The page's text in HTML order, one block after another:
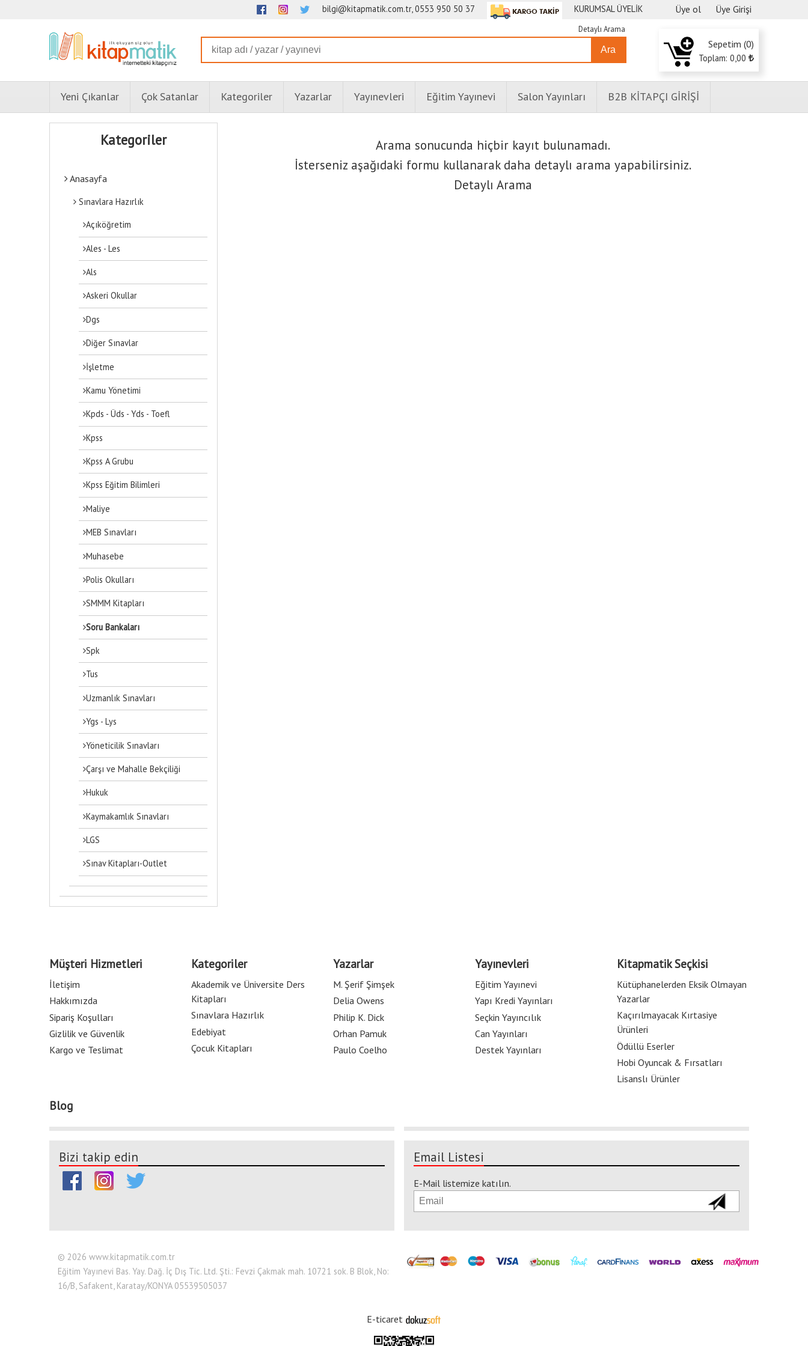
Üye ol Üye Girişi
bilgi@kitapmatik.com.tr, 0553 950 50 37 KURUMSAL ÜYELİK
Ara
Detaylı Arama
Sepetim (0)
Toplam: 0 ,00
Yeni Çıkanlar Çok Satanlar Kategoriler Yazarlar Yayınevleri Eğitim Yayınevi Salon Yayınları B2B KİTAPÇI GİRİŞİ
Kategoriler
Anasayfa
Sınavlara Hazırlık
Açıköğretim
Ales - Les
Als
Askeri Okullar
Dgs
Diğer Sınavlar
İşletme
Kamu Yönetimi
Kpds - Üds - Yds - Toefl
Kpss
Kpss A Grubu
Kpss Eğitim Bilimleri
Maliye
MEB Sınavları
Muhasebe
Polis Okulları
SMMM Kitapları
Soru Bankaları
Spk
Tus
Uzmanlık Sınavları
Ygs - Lys
Yöneticilik Sınavları
Çarşı ve Mahalle Bekçiliği
Hukuk
Kaymakamlık Sınavları
LGS
Sınav Kitapları-Outlet
Arama sonucunda hiçbir kayıt bulunamadı.
İsterseniz aşağıdaki formu kullanarak daha detaylı arama yapabilirsiniz.
Detaylı Arama
Müşteri Hizmetleri
İletişim
Hakkımızda
Sipariş Koşulları
Gizlilik ve Güvenlik
Kargo ve Teslimat
Kategoriler
Akademik ve Üniversite Ders
Kitapları
Sınavlara Hazırlık
Edebiyat
Çocuk Kitapları
Yazarlar
M. Şerif Şimşek
Delia Owens
Philip K. Dick
Orhan Pamuk
Paulo Coelho
Yayınevleri
Eğitim Yayınevi
Yapı Kredi Yayınları
Seçkin Yayıncılık
Can Yayınları
Destek Yayınları
Kitapmatik Seçkisi
Kütüphanelerden Eksik Olmayan
Yazarlar
Kaçırılmayacak Kırtasiye
Ürünleri
Ödüllü Eserler
Hobi Oyuncak & Fırsatları
Lisanslı Ürünler
Blog
Bizi takip edin Email Listesi
E-Mail listemize katılın.
© 2026 www.kitapmatik.com.tr
Eğitim Yayınevi Bas. Yay. Dağ. İç Dış Tic. Ltd. Şti.: Fevzi Çakmak mah. 10721 sok. B Blok, No:
16/B, Safakent, Karatay/KONYA 05539505037
E-ticaret